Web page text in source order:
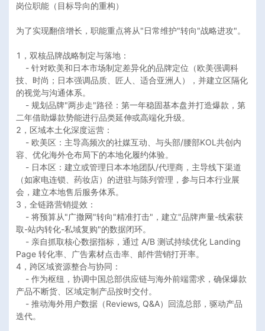
岗位职能（目标导向的重构）
为了实现翻倍增长，职能重点将从"日常维护"转向"战略进攻"。
1，双核品牌战略制定与落地：
技、时尚；日本强调品质、匠人、适合亚洲人），并建立区隔化
的视觉与沟通体系。
二年借助爆款势能进行品类延伸或高端化升级。
2，区域本土化深度运营：
容、优化海外仓布局下的本地化履约体验。
（如家电连锁、药妆店）的进驻与陈列管理，参与日本行业展
会，建立本地售后服务体系。
3，全链路营销提效：
取-站内转化-私域复购"的数据闭环。
Page 转化率、广告素材点击率、邮件营销打开率。
4，跨区域资源整合与协同：
产品不断货、区域定制产品按时交付。